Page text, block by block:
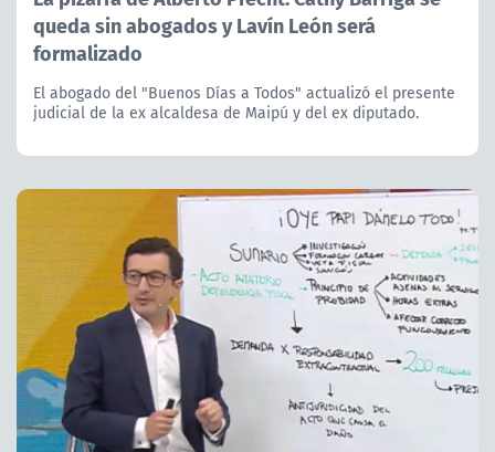
queda sin abogados y Lavín León será
formalizado
El abogado del "Buenos Días a Todos" actualizó el presente
judicial de la ex alcaldesa de Maipú y del ex diputado.